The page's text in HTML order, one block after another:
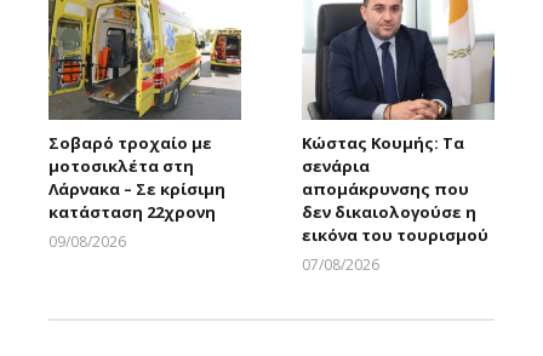
Σοβαρό τροχαίο με
μοτοσικλέτα στη
Λάρνακα – Σε κρίσιμη
κατάσταση 22χρονη
09/08/2026
Κώστας Κουμής: Τα
σενάρια
απομάκρυνσης που
δεν δικαιολογούσε η
εικόνα του τουρισμού
07/08/2026